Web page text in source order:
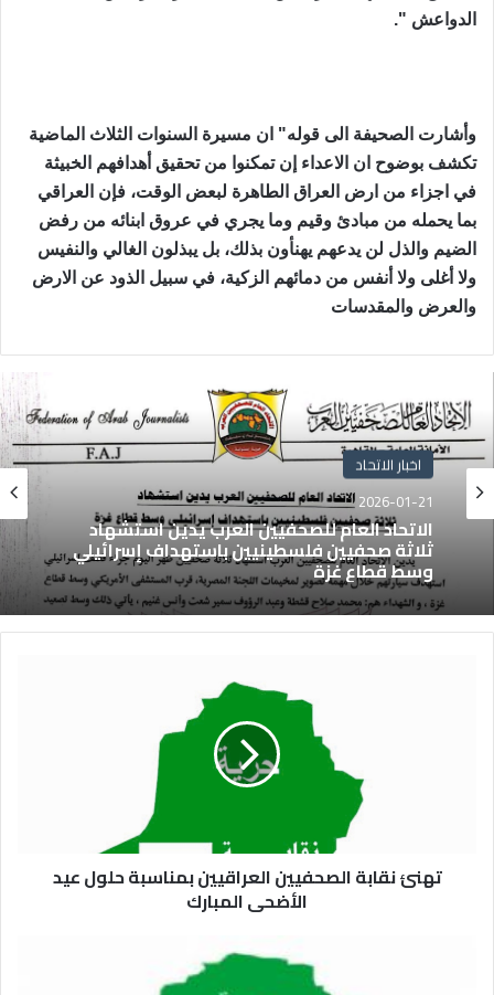
الدواعش ".
وأشارت الصحيفة الى قوله" ان مسيرة السنوات الثلاث الماضية
تكشف بوضوح ان الاعداء إن تمكنوا من تحقيق أهدافهم الخبيثة
في اجزاء من ارض العراق الطاهرة لبعض الوقت، فإن العراقي
بما يحمله من مبادئ وقيم وما يجري في عروق ابنائه من رفض
الضيم والذل لن يدعهم يهنأون بذلك، بل يبذلون الغالي والنفيس
ولا أغلى ولا أنفس من دمائهم الزكية، في سبيل الذود عن الارض
والعرض والمقدسات
اخبار الاتحاد
2026-01-21
الاتحاد العام للصحفيين العرب يدين استشهاد
ثلاثة صحفيين فلسطينيين باستهداف إسرائيلي
وسط قطاع غزة
تهنئ نقابة الصحفيين العراقيين بمناسبة حلول عيد
الأضحى المبارك